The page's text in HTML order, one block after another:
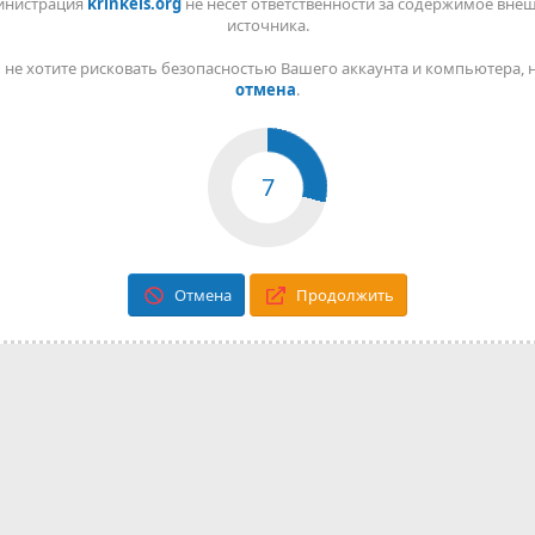
источника.
не хотите рисковать безопасностью Вашего аккаунта и компьютера,
отмена.
7
Отмена Продолжить